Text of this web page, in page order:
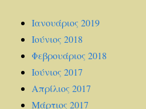
Ιανουάριος 2019
Ιούνιος 2018
Φεβρουάριος 2018
Ιούνιος 2017
Απρίλιος 2017
Μάρτιος 2017